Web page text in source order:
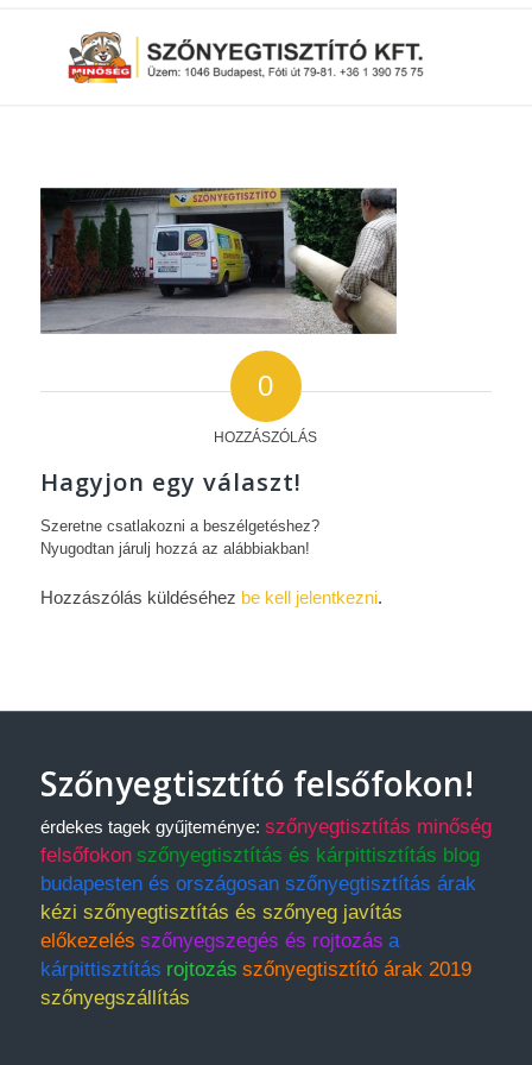
0
HOZZÁSZÓLÁS
Hagyjon egy választ!
Szeretne csatlakozni a beszélgetéshez?
Nyugodtan járulj hozzá az alábbiakban!
Hozzászólás küldéséhez be kell jelentkezni.
Szőnyegtisztító felsőfokon!
érdekes tagek gyűjteménye: szőnyegtisztítás minőség
felsőfokon szőnyegtisztítás és kárpittisztítás blog
budapesten és országosan szőnyegtisztítás árak
kézi szőnyegtisztítás és szőnyeg javítás
előkezelés szőnyegszegés és rojtozás a
kárpittisztítás rojtozás szőnyegtisztító árak 2019
szőnyegszállítás